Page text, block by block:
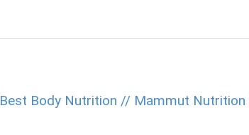
Best Body Nutrition // Mammut